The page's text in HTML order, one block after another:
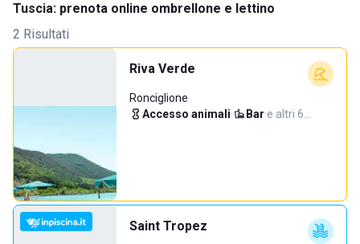
Tuscia: prenota online ombrellone e lettino
2 Risultati
Riva Verde
Ronciglione
Accesso animali· Bar·e altri 6…
Saint Tropez